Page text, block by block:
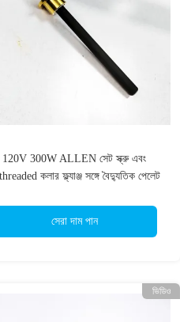
120V 300W ALLEN সেট স্ক্রু এবং
কলার ফ্ল্যাঞ্জ সঙ্গে বৈদ্যুতিক পেলেট
সেরা দাম পান
ভিডিও